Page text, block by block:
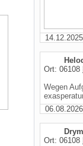
Ort: 06108
Wegen
Ort: 06108